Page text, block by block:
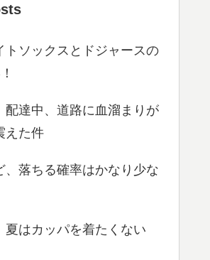
トソックスとドジャースの
配達中、道路に血溜まりが
えた件
、落ちる確率はかなり少な
夏はカッパを着たくない